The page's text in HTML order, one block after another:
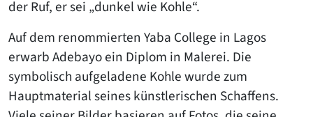
der Ruf, er sei „dunkel wie Kohle“.
Auf dem renommierten Yaba College in Lagos
erwarb Adebayo ein Diplom in Malerei. Die
symbolisch aufgeladene Kohle wurde zum
Hauptmaterial seines künstlerischen Schaffens.